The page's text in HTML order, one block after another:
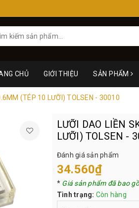
CHỦ GIỚI THIỆU SẢN PHẨM
(TÉP 10 LƯỠI) TOLSEN - 30010
LƯỠI DAO LIỀN
LƯỠI) TOLSEN -
Đánh giá sản phẩm
34.560₫
* Giá sản phẩm đã bao
Tình trạng: Còn hàng